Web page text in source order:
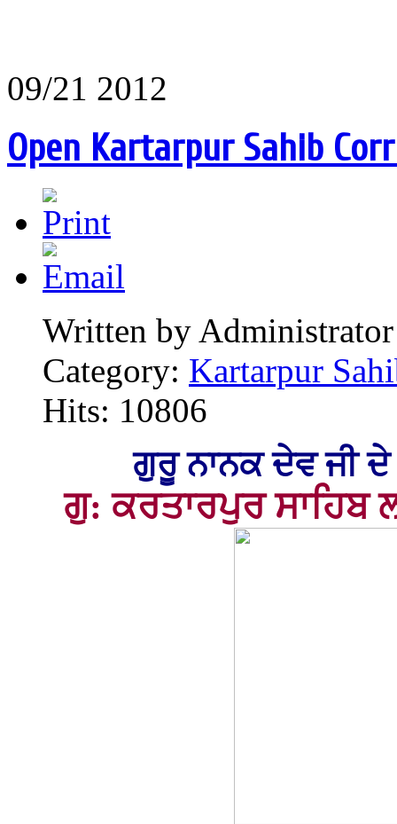
09/21 2012
Open Kartarpur Sahib
Written by Administrator
Category: Kartarpur
Hits: 10806
ਗੁਰੂ ਨਾਨਕ ਦੇਵ ਜੀ
ਗੁ: ਕਰਤਾਰਪੁਰ ਸਾਹਿਬ